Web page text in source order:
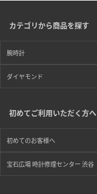
カテゴリから商品を探す
腕時計
ダイヤモンド
初めてご利用いただく方へ
初めてのお客様へ
宝石広場 時計修理センター 渋谷